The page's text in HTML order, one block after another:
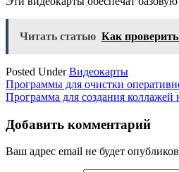
Читать статью Как проверить
Posted UnderВидеокарты
Навигация
по
записям
Программы для очистки
Программа для создания коллажей
Добавить комментарий
Ваш адрес email не будет